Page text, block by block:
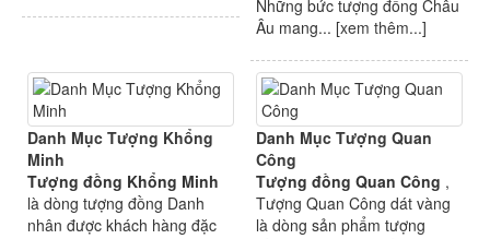
Những bức tượng đồng Châu
Âu mang... [xem thêm...]
Danh Mục Tượng Khổng
Minh
Tượng đồng Khổng Minh
là dòng tượng đồng Danh
nhân được khách hàng đặc
Danh Mục Tượng Quan
Công
Tượng đồng Quan Công ,
Tượng Quan Công dát vàng
là dòng sản phẩm tượng